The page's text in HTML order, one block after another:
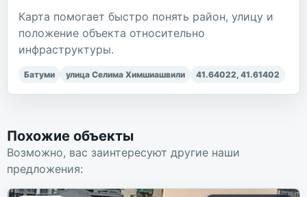
Карта помогает быстро понять район, улицу и
положение объекта относительно
инфраструктуры.
Батуми улица Селима Химшиашвили 41.64022, 41.61402
Похожие объекты
Возможно, вас заинтересуют другие наши
предложения: